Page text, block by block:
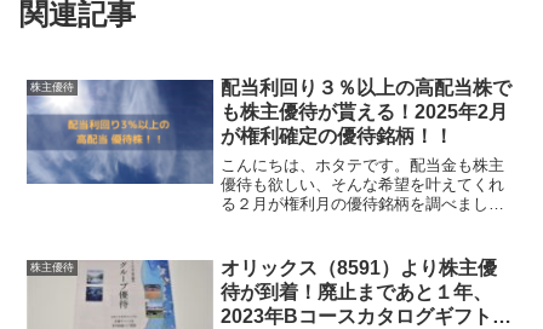
関連記事
株主優待
配当利回り３％以上の高配当株で
も株主優待が貰える！2025年2月
が権利確定の優待銘柄！！
こんにちは、ホタテです。配当金も株主
優待も欲しい、そんな希望を叶えてくれ
る２月が権利月の優待銘柄を調べまし
21銘柄ありました。※株価は2025年1月
31日時点コード...
株主優待
オリックス（8591）より株主優
待が到着！廃止まであと１年、
2023年Bコースカタログギフト内